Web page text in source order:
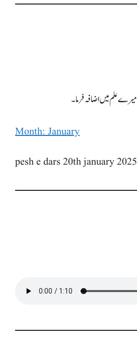
Month: January
pesh e dars 20th january 2025